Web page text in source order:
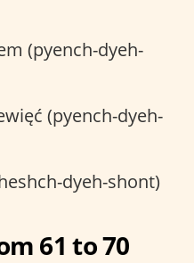
(pyench-dyeh-
(pyench-dyeh-
dyeh-shont)
61 to 70